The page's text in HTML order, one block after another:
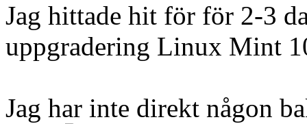
Jag hittade hit för för 2-3
uppgradering Linux Mint
Jag har inte direkt någon